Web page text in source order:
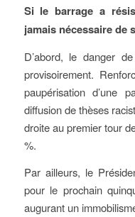
Si le barrage a
jamais nécessaire de
D’abord, le danger
provisoirement.
paupérisation
diffusion de thèses
droite au premier tour
%.
Par ailleurs, le
pour le prochain
augurant un